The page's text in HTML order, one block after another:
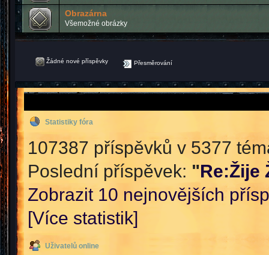
Obrazárna
Všemožné obrázky
Žádné nové příspěvky Přesměrování
Statistiky fóra
107387 příspěvků v 5377
Poslední příspěvek: "Re:Žije
Zobrazit 10 nejnovějších
[Více statistik]
Uživatelů online